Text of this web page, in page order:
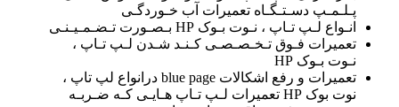
پـلـمـپ دسـتـگـاه تعمیرات آب خـوردگـی
انـواع لـپ تـاپ ، نـوت بـوک HP بـصـورت تـضـمـیـنـی
تعمیرات فـوق تـخـصـصـی کـنـد شـدن لـپ تـاپ ،
نـوت بـوک HP
تعمیرات و رفع اشکالات blue page درانواع لپ تاپ ،
نوت بوک HP تعمیرات لـپ تـاپ هـایـی کـه ضـربـه